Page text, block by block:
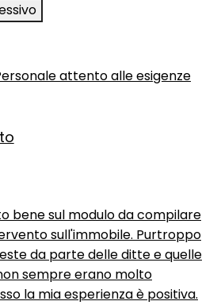
attento alle esigenze
bene sul modulo da compilare
sull'immobile. Purtroppo
da parte delle ditte e quelle
sempre erano molto
la mia esperienza è positiva.